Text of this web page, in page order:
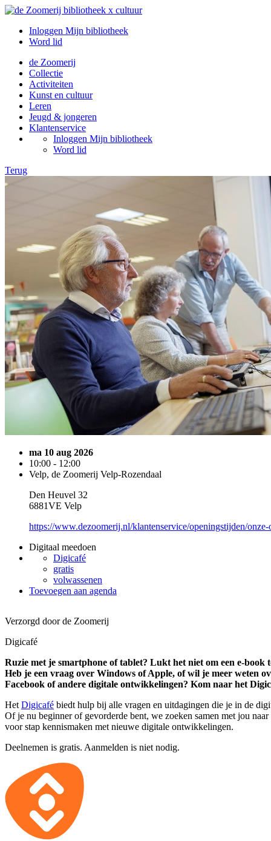
Inloggen Mijn bibliotheek
Word lid
de Zoomerij
Collectie
Activiteiten
Kunst en cultuur
Leren
Jeugd & jongeren
Klantenservice
Inloggen Mijn bibliotheek
Word lid
Terug
ma 10 aug 2026
10:00 - 12:00
Velp, de Zoomerij Velp-Rozendaal
Den Heuvel 32
6881VE Velp
https://www.dezoomerij.nl/klantenservice/openingstijden/
Digitaal meedoen
Digicafé
gratis
volwassenen
Toevoegen aan agenda
Verzorgd door de Zoomerij
Digicafé
Ruzie met je smartphone of tablet? Lukt het niet om een e-book
Heb je een vraag over Windows of Apple, of wil je meer weten
Facebook of andere digitale ontwikkelingen? Kom naar het
Het Digicafé biedt hulp bij alle vragen en uitdagingen die je in de
Of je nu beginner of gevorderde bent, we zoeken samen met jou
voor stap kennismaken met nieuwe digitale ontwikkelingen.
Deelnemen is gratis. Aanmelden is niet nodig.